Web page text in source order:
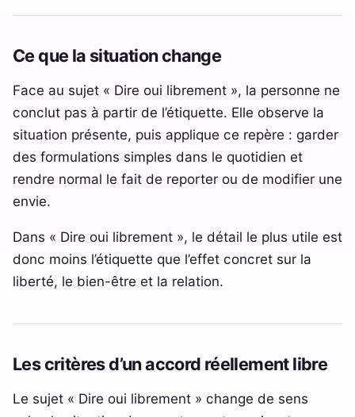
Ce que la situation change
Face au sujet « Dire oui librement », la personne ne
conclut pas à partir de l’étiquette. Elle observe la
situation présente, puis applique ce repère : garder
des formulations simples dans le quotidien et
rendre normal le fait de reporter ou de modifier une
envie.
Dans « Dire oui librement », le détail le plus utile est
donc moins l’étiquette que l’effet concret sur la
liberté, le bien-être et la relation.
Les critères d’un accord réellement libre
Le sujet « Dire oui librement » change de sens